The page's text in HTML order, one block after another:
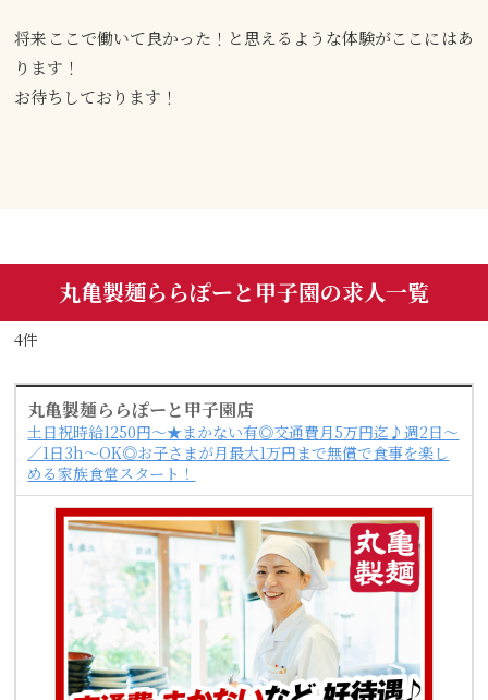
将来ここで働いて良かった！と思えるような体験がここにはあ
ります！
お待ちしております！
丸亀製麺ららぽーと甲子園の求人一覧
4件
丸亀製麺ららぽーと甲子園店
土日祝時給1250円～★まかない有◎交通費月5万円迄♪週2日～
／1日3h～OK◎お子さまが月最大1万円まで無償で食事を楽し
める家族食堂スタート！